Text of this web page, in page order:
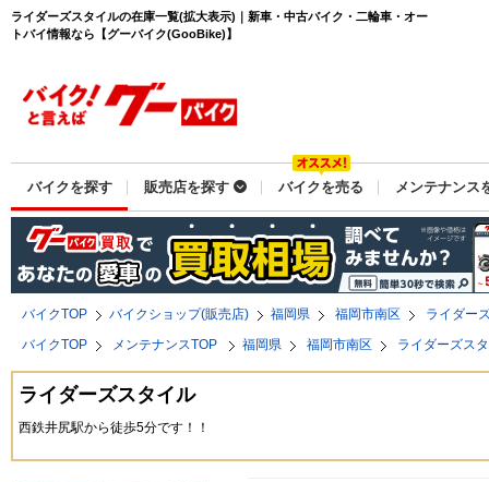
ライダーズスタイルの在庫一覧(拡大表示)｜新車・中古バイク・二輪車・オー
トバイ情報なら【グーバイク(GooBike)】
バイクを探す 販売店を探す バイクを売る メンテナンス
バイクTOP バイクショップ(販売店) 福岡県 福岡市南区
ライダー
バイクTOP
メンテナンスTOP 福岡県 福岡市南区 ライダーズス
ライダーズスタイル
西鉄井尻駅から徒歩5分です！！